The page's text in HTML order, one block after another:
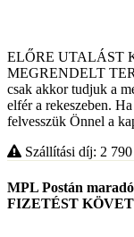
ELŐRE UTALÁST
MEGRENDELT
csak akkor tudjuk a
elfér a rekeszeben.
felvesszük Önnel a
Szállítási díj: 2 790
MPL Postán
FIZETÉST